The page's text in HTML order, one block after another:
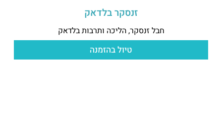
זנסקר בלדאק
חבל זנסקר, הליכה ותרבות בלדאק
טיול בהזמנה